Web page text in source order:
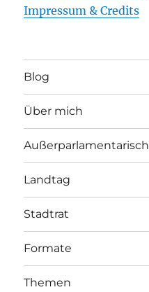
Impressum & Credits
Blog
Über mich
Außerparlamentarisch
Landtag
Stadtrat
Formate
Themen